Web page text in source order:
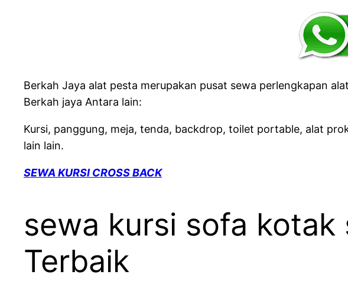
Berkah Jaya alat pesta merupakan pusat sewa perlengkapan
Berkah jaya Antara lain:
Kursi, panggung, meja, tenda, backdrop, toilet portable, alat
lain lain.
SEWA KURSI CROSS BACK
sewa kursi sofa
Terbaik